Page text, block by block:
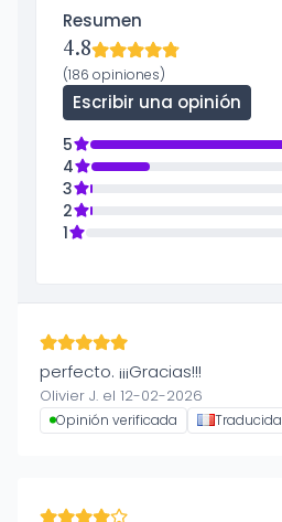
Resumen
4.8
(186 opiniones)
Escribir una opinión
5
4
3
2
1
perfecto. ¡¡¡Gracias!!!
Olivier J. el 12-02-2026
Opinión verificada Traducida